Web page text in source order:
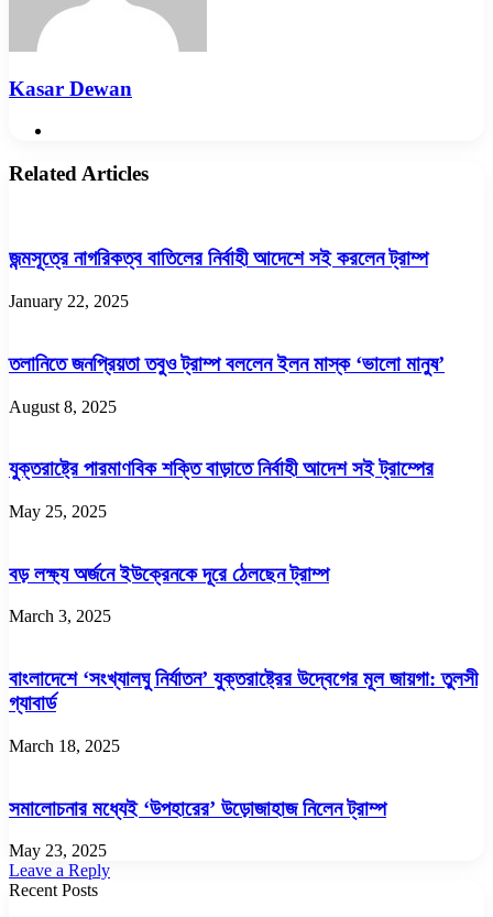
Kasar Dewan
Related Articles
জন্মসূত্রে নাগরিকত্ব বাতিলের নির্বাহী আদেশে সই করলেন ট্রাম্প
January 22, 2025
তলানিতে জনপ্রিয়তা তবুও ট্রাম্প বললেন ইলন মাস্ক ‘ভালো মানুষ’
August 8, 2025
যুক্তরাষ্ট্রে পারমাণবিক শক্তি বাড়াতে নির্বাহী আদেশ সই ট্রাম্পের
May 25, 2025
বড় লক্ষ্য অর্জনে ইউক্রেনকে দূরে ঠেলছেন ট্রাম্প
March 3, 2025
বাংলাদেশে ‘সংখ্যালঘু নির্যাতন’ যুক্তরাষ্ট্রের উদ্বেগের মূল জায়গা: তুলসী
গ্যাবার্ড
March 18, 2025
সমালোচনার মধ্যেই ‘উপহারের’ উড়োজাহাজ নিলেন ট্রাম্প
May 23, 2025
Leave a Reply
Recent Posts